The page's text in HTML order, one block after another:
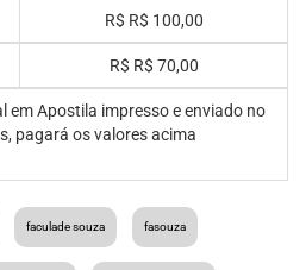
R$ R$ 100,00
R$ R$ 70,00
em Apostila impresso e enviado no
pagará os valores acima
faculade souza fasouza